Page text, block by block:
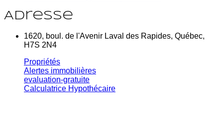
Adresse
1620, boul. de l'Avenir Laval des Rapides, Québec,
H7S 2N4
Propriétés
Alertes immobilières
evaluation-gratuite
Calculatrice Hypothécaire